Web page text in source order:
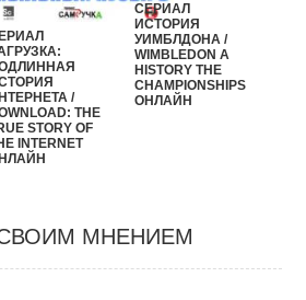
/
THE
STORY OF
INTERNET
СЕРИАЛ
ИСТОРИЯ
УИМБЛДОНА /
WIMBLEDON A
HISTORY THE
CHAMPIONSHIPS
ОНЛАЙН
МНЕНИЕМ